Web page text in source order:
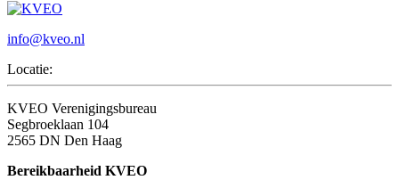
info@kveo.nl
Locatie:
KVEO Verenigingsbureau
Segbroeklaan 104
2565 DN Den Haag
Bereikbaarheid KVEO